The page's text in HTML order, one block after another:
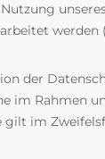
werden
der
im Rahmen
im